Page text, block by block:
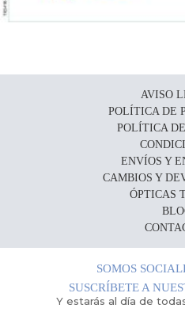
AVISO
POLÍTICA DE
POLÍTICA
ENVÍOS Y
CAMBIOS Y
ÓPTICAS
SOMOS
SUSCRÍBETE A
Y estarás al día de